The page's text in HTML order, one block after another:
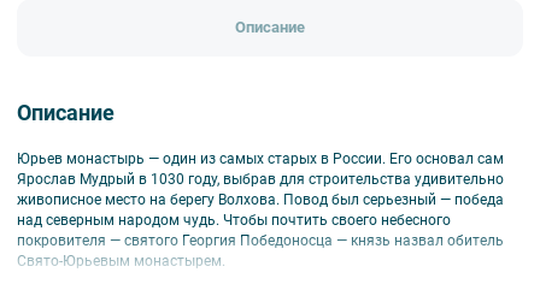
Описание
Описание
Юрьев монастырь — один из самых старых в России. Его основал сам
Ярослав Мудрый в 1030 году, выбрав для строительства удивительно
живописное место на берегу Волхова. Повод был серьезный — победа
над северным народом чудь. Чтобы почтить своего небесного
покровителя — святого Георгия Победоносца — князь назвал обитель
Свято-Юрьевым монастырем.